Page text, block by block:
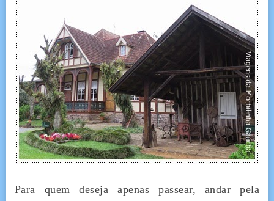
Para quem deseja apenas passear, andar pela